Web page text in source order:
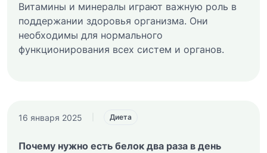
Витамины и минералы играют важную роль в
поддержании здоровья организма. Они
необходимы для нормального
функционирования всех систем и органов.
16 января 2025 Диета
Почему нужно есть белок два раза в день